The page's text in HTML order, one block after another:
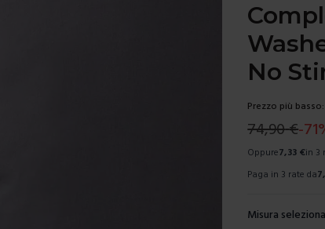
No
Prezzo più basso:
74,90€-71
Oppure7,33 €in 3
Paga in 3 rate da
Misura